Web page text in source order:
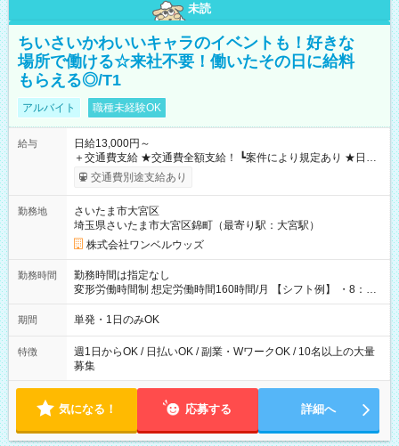
未読
ちいさいかわいいキャラのイベントも！好きな
場所で働ける☆来社不要！働いたその日に給料
もらえる◎/T1
アルバイト 職種未経験OK
給与
日給13,000円～
＋交通費支給 ★交通費全額支給！ ┗案件により規定あり ★日払
いOK！（規定あり） ┗働いたその日に現金GET♪ お仕事後はコ
ンビニATMから 日払い分を引き落とせます！ 【試用期間】試
交通費別途支給あり
勤務地
さいたま市大宮区
埼玉県さいたま市大宮区錦町（最寄り駅：大宮駅）
株式会社ワンベルウッズ
勤務時間
勤務時間は指定なし
変形労働時間制 想定労働時間160時間/月 【シフト例】 ・8：00
～21：00
期間 単発・1日のみOK
特徴
週1日からOK / 日払いOK / 副業・WワークOK / 10名以上の大量
募集
気になる！ 応募する 詳細へ